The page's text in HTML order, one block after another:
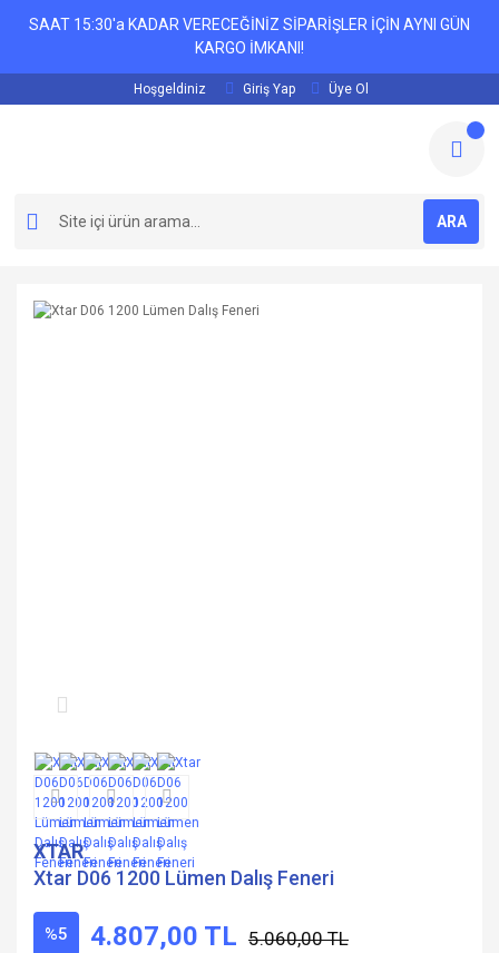
SAAT 15:30'a KADAR VERECEĞİNİZ SİPARİŞLER İÇİN AYNI GÜN
KARGO İMKANI!
Hoşgeldiniz Giriş Yap Üye Ol
ARA
XTAR
Xtar D06 1200 Lümen Dalış Feneri
%5 4.807,00 TL 5.060,00 TL